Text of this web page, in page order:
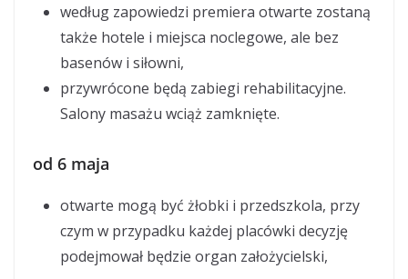
według zapowiedzi premiera otwarte zostaną
także hotele i miejsca noclegowe, ale bez
basenów i siłowni,
przywrócone będą zabiegi rehabilitacyjne.
Salony masażu wciąż zamknięte.
od 6 maja
otwarte mogą być żłobki i przedszkola, przy
czym w przypadku każdej placówki decyzję
podejmował będzie organ założycielski,